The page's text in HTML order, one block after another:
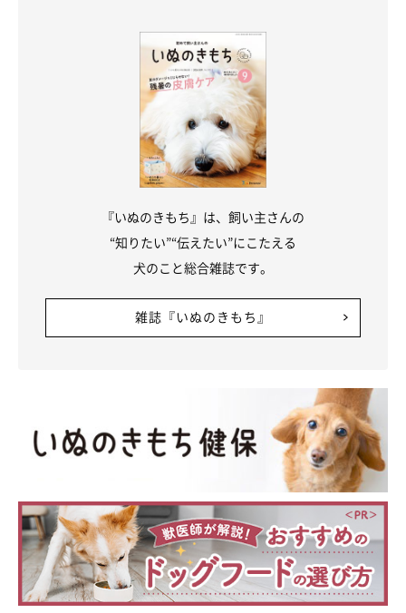
『いぬのきもち』は、飼い主さんの
“知りたい”“伝えたい”にこたえる
犬のこと総合雑誌です。
雑誌『いぬのきもち』